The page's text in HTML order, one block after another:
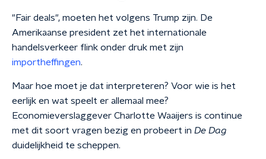
"Fair deals", moeten het volgens Trump zijn. De
Amerikaanse president zet het internationale
handelsverkeer flink onder druk met zijn
importheffingen.
Maar hoe moet je dat interpreteren? Voor wie is het
eerlijk en wat speelt er allemaal mee?
Economieverslaggever Charlotte Waaijers is continue
met dit soort vragen bezig en probeert in De Dag
duidelijkheid te scheppen.